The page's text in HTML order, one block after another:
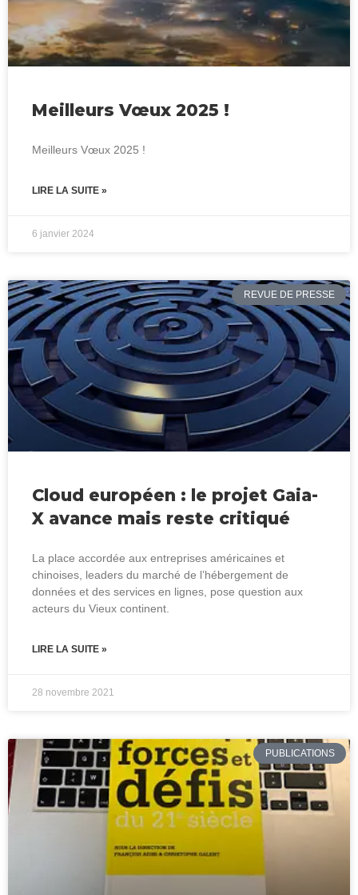
Meilleurs Vœux 2025 !
Meilleurs Vœux 2025 !
LIRE LA SUITE »
6 janvier 2024
REVUE DE PRESSE
Cloud européen : le projet Gaia-
X avance mais reste critiqué
La place accordée aux entreprises américaines et
chinoises, leaders du marché de l’hébergement de
données et des services en lignes, pose question aux
acteurs du Vieux continent.
LIRE LA SUITE »
28 novembre 2021
PUBLICATIONS